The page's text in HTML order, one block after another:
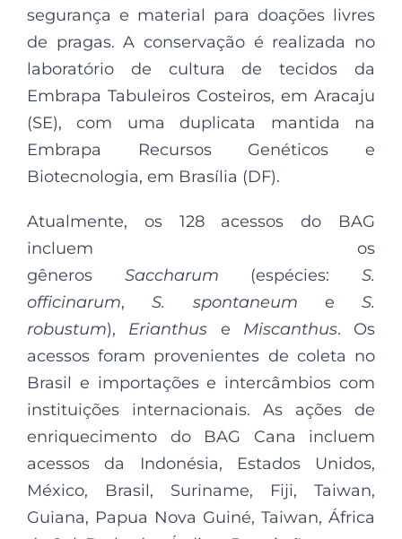
segurança e material para doações livres
de pragas. A conservação é realizada no
laboratório de cultura de tecidos da
Embrapa Tabuleiros Costeiros, em Aracaju
(SE), com uma duplicata mantida na
Embrapa Recursos Genéticos e
Biotecnologia, em Brasília (DF).
Atualmente, os 128 acessos do BAG
incluem os
gêneros Saccharum (espécies:S.
officinarum,S. spontaneum e S.
robustum), Erianthus e Miscanthus. Os
acessos foram provenientes de coleta no
Brasil e importações e intercâmbios com
instituições internacionais. As ações de
enriquecimento do BAG Cana incluem
acessos da Indonésia, Estados Unidos,
México, Brasil, Suriname, Fiji, Taiwan,
Guiana, Papua Nova Guiné, Taiwan, África